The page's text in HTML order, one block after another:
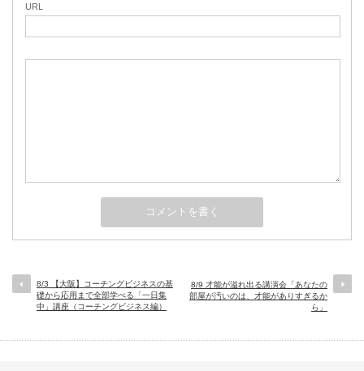
URL
8/3 【大阪】コーチングビジネスの基
礎から応用まで全部学べる「一日集
中」講座（コーチングビジネス編）
8/9 才能が溢れ出る講演会「あなたの
部屋が汚いのは、才能がありすぎるか
ら」